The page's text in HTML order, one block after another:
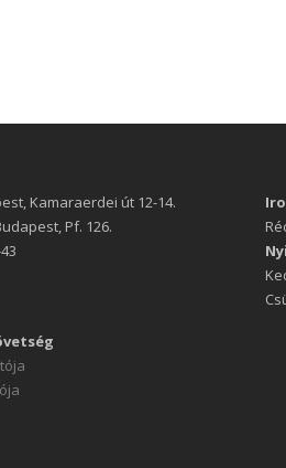
Kamaraerdei út 12-14.
Pf. 126.